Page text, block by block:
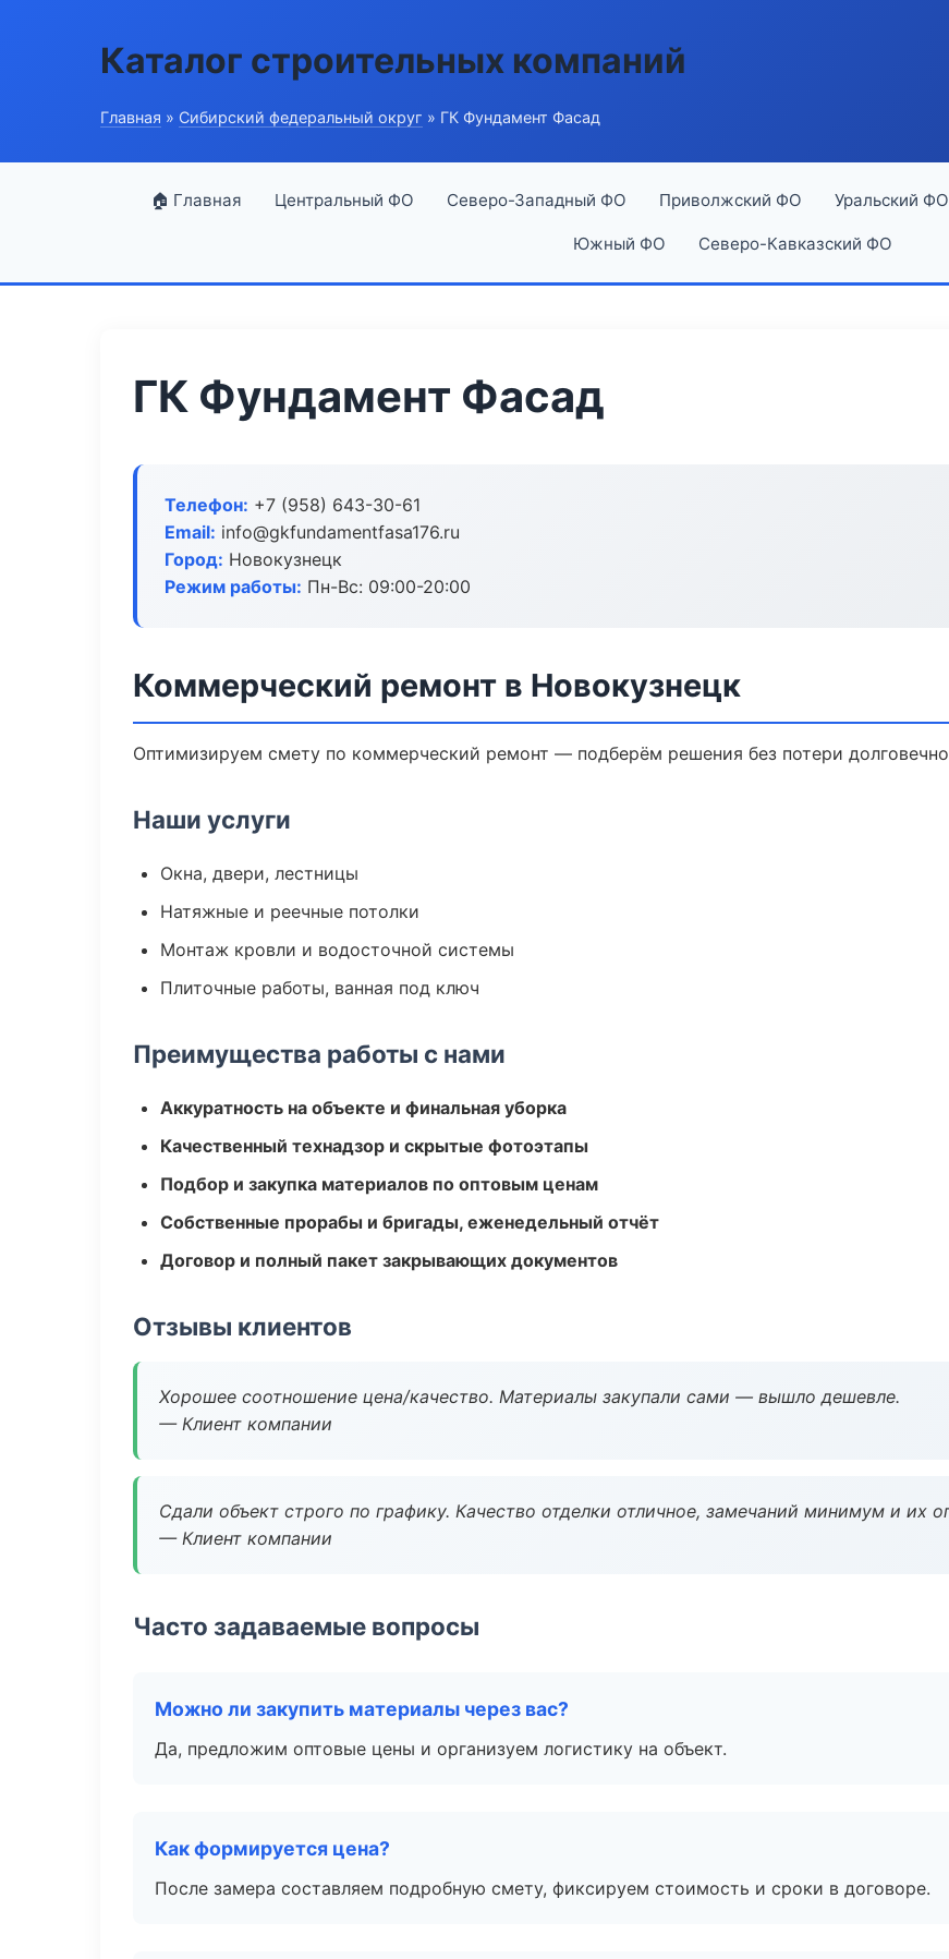
Каталог строительных компаний
Главная » Сибирский федеральный округ » ГК Фундамент Фасад
🏠 Главная Центральный ФО Северо-Западный ФО Приволжский ФО Уральский ФО
Южный ФО Северо-Кавказский ФО
ГК Фундамент Фасад
Телефон: +7 (958) 643-30-61
Email: info@gkfundamentfasa176.ru
Город: Новокузнецк
Режим работы: Пн-Вс: 09:00-20:00
Коммерческий ремонт в Новокузнецк
Оптимизируем смету по коммерческий ремонт — подберём решения без потери
Наши услуги
Окна, двери, лестницы
Натяжные и реечные потолки
Монтаж кровли и водосточной системы
Плиточные работы, ванная под ключ
Преимущества работы с нами
Аккуратность на объекте и финальная уборка
Качественный технадзор и скрытые фотоэтапы
Подбор и закупка материалов по оптовым ценам
Собственные прорабы и бригады, еженедельный отчёт
Договор и полный пакет закрывающих документов
Отзывы клиентов
Хорошее соотношение цена/качество. Материалы закупали сами — вышло дешевле.
— Клиент компании
Сдали объект строго по графику. Качество отделки отличное, замечаний минимум и их
— Клиент компании
Часто задаваемые вопросы
Можно ли закупить материалы через вас?
Да, предложим оптовые цены и организуем логистику на объект.
Как формируется цена?
После замера составляем подробную смету, фиксируем стоимость и сроки в договоре.